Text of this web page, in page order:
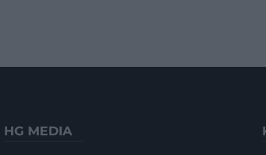
HG MEDIA